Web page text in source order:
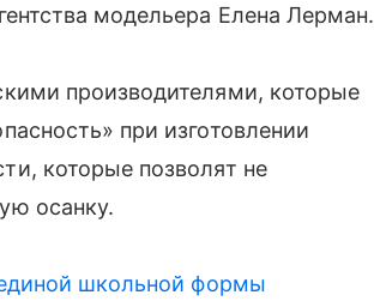
модельера Елена Лерман.
производителями, которые
при изготовлении
которые позволят не
осанку.
школьной формы